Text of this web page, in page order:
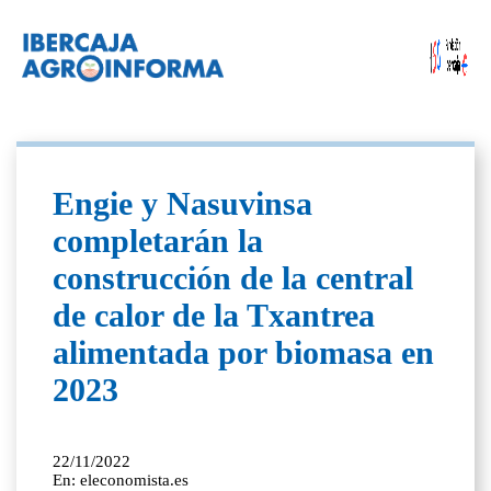
Engie y Nasuvinsa
completarán la
construcción de la central
de calor de la Txantrea
alimentada por biomasa en
2023
22/11/2022
En: eleconomista.es